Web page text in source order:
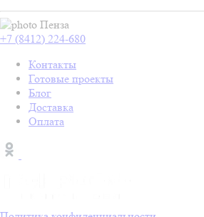
Пенза
+7 (8412) 224-680
Контакты
Готовые проекты
Блог
Доставка
Оплата